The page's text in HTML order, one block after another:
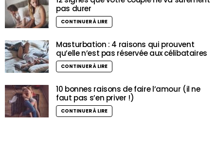
pas durer
CONTINUER À LIRE
Masturbation : 4 raisons qui prouvent
qu’elle n’est pas réservée aux célibataires
CONTINUER À LIRE
10 bonnes raisons de faire l’amour (il ne
faut pas s’en priver !)
CONTINUER À LIRE